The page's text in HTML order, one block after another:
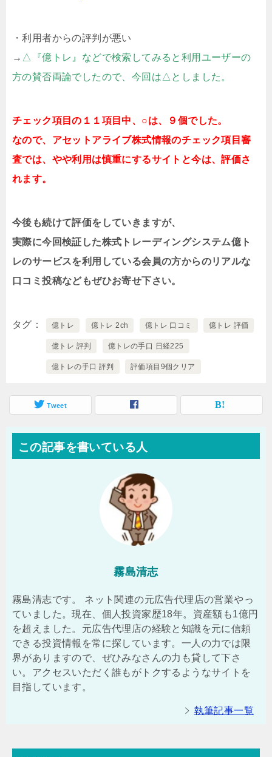
・利用者からの評判が悪い
→ △『億トレ』などで検索してみると利用ユーザーの
方の賛否両論でしたので、今回は△としました。
チェック項目の１１項目中、○は、９個でした。
なので、アセットアライブ株式情報のチェック項目審
査では、やや利用は慎重にするサイトと今は、評価さ
れます。
今後も続けて評価をしていきますが、
実際に今回検証した株式トレーディングシステム億ト
レのサービスを利用している会員の方からのリアルな
口コミ投稿などもぜひお寄せ下さい。
タグ 億トレ 億トレ 2ch 億トレ 口コミ 億トレ 評価
億トレ 評判 億トレの手口 日経225
億トレの手口 評判 評価項目9個クリア
Tweet
この記事を書いている人
霧島清志
霧島清志です。 ネット関連の元広告代理店の営業やっ
ていました。現在、個人投資家歴18年。資産額も1億円
を超えました。元広告代理店の経験と知識を元に信頼
できる投資情報を常に探しています。一人の力では限
界がありますので、ぜひみなさんの力も貸して下さ
い。アクセスいただく誰もがトクするようなサイトを
目指しています。
執筆記事一覧